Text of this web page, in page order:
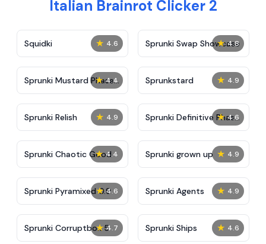
Italian Brainrot Clicker 2
★ 4.6
Squidki ★ 4.8
Sprunki Swap Showcase
★ 4.4
Sprunki Mustard Phase
2
★ 4.9
Sprunkstard
★ 4.9
Sprunki Relish ★ 4.6
Sprunki Definitive Phase
7
★ 4.4
Sprunki Chaotic Good ★ 4.9
Sprunki grown up
★ 4.6
Sprunki Pyramixed 0.9 ★ 4.9
Sprunki Agents
★ 4.7
Sprunki Corruptbox 5 ★ 4.6
Sprunki Ships